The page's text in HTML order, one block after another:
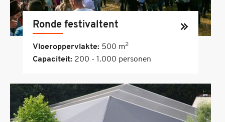
Ronde festivaltent
Vloeroppervlakte: 500 m2
Capaciteit: 200 - 1.000 personen